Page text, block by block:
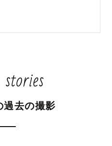
い出の地を巡る撮影も可能
も少なく、ゆっくり撮影が
過去の撮影